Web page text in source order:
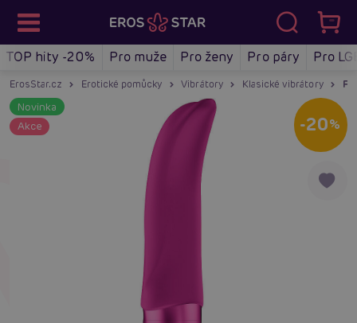
TOP hity -20% Pro muže Pro ženy Pro páry Pro
ErosStar.cz Erotické pomůcky Vibrátory Klasické vibrátory
Novinka
Akce
-20%